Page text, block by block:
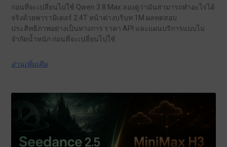
ก่อนที่จะเปลี่ยนไปใช้ Qwen 3.8 Max ลองดูว่ามันสามารถทำอะไรได้
จริงด้วยพารามิเตอร์ 2.4T หน้าต่างบริบท 1M ผลทดสอบ
ประสิทธิภาพอย่างเป็นทางการ ราคา API และแผนบริการแบบไม่
จำกัดน้ำหนัก ก่อนที่จะเปลี่ยนไปใช้.
อ่านเพิ่มเติม